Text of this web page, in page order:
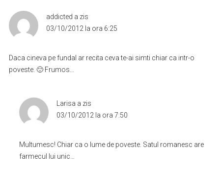
addicted a zis
03/10/2012 la ora 6:25
Daca cineva pe fundal ar recita ceva te-ai simti chiar ca intr-o
poveste. 🙂 Frumos…
Larisa a zis
03/10/2012 la ora 7:50
Multumesc! Chiar ca o lume de poveste. Satul romanesc are
farmecul lui unic…